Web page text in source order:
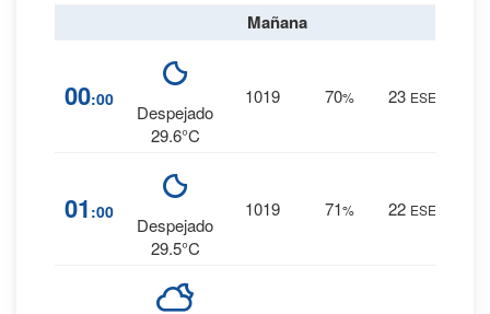
Mañana
00:00
Despejado
29.6°C
1019 70% 23 ESE
01 :00
Despejado
29.5°C
1019 71% 22 ESE